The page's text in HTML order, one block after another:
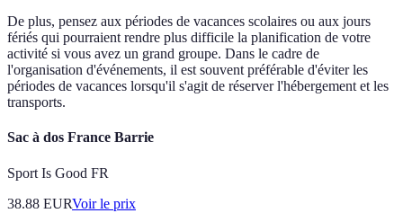
De plus, pensez aux périodes de vacances scolaires ou aux jours
fériés qui pourraient rendre plus difficile la planification de votre
activité si vous avez un grand groupe. Dans le cadre de
l'organisation d'événements, il est souvent préférable d'éviter les
périodes de vacances lorsqu'il s'agit de réserver l'hébergement et les
transports.
Sac à dos France Barrie
Sport Is Good FR
38.88 EURVoir le prix